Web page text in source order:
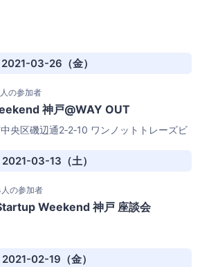
2021-03-26（金）
の参加者
神戸@WAY OUT
央区磯辺通2‐2‐10 ワンノットトレーズビ
2021-03-13（土）
の参加者
Weekend 神戸 座談会
2021-02-19（金）